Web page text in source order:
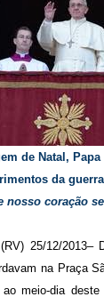
de Natal,
da
nosso coração
25/12/2013–
na Praça
meio-dia